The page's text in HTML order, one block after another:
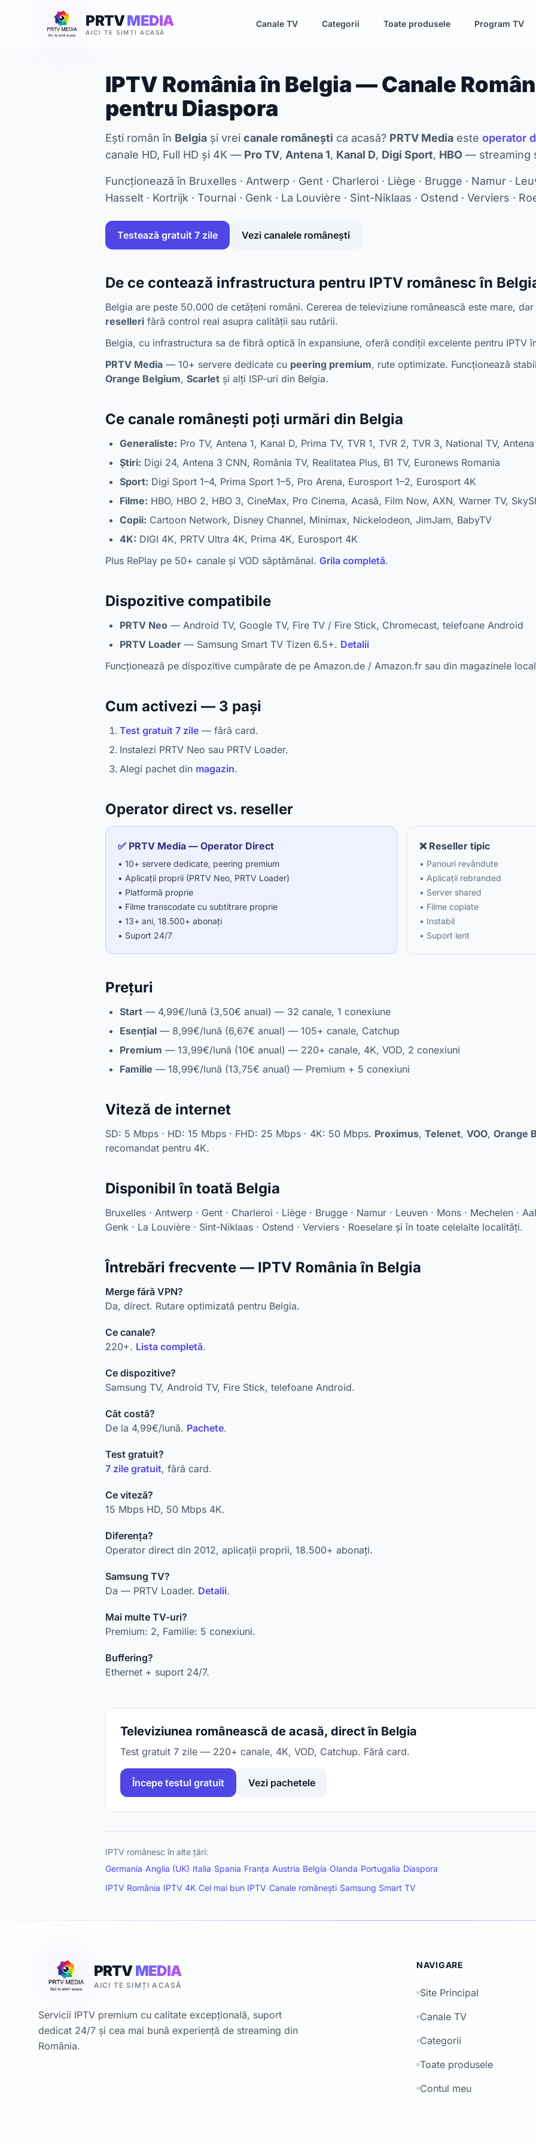
PRTVMEDIA
AICI TE SIMȚI ACASĂ
Canale TV Categorii Toate produsele Program TV
IPTV România în Belgia — Canale
pentru Diaspora
Ești român în Belgia și vrei canale românești ca acasă? PRTV Media este operator
canale HD, Full HD și 4K — Pro TV, Antena 1, Kanal D, Digi Sport, HBO — streaming
Funcționează în Bruxelles · Antwerp · Gent · Charleroi · Liège · Brugge · Namur ·
Hasselt · Kortrijk · Tournai · Genk · La Louvière · Sint-Niklaas · Ostend · Verviers ·
Testează gratuit 7 zile Vezi canalele românești
De ce contează infrastructura pentru IPTV românesc în
Belgia are peste 50.000 de cetățeni români. Cererea de televiziune românească este mare,
reselleri fără control real asupra calității sau rutării.
Belgia, cu infrastructura sa de fibră optică în expansiune, oferă condiții excelente pentru IPTV
PRTV Media — 10+ servere dedicate cu peering premium, rute optimizate. Funcționează
Orange Belgium, Scarlet și alți ISP-uri din Belgia.
Ce canale românești poți urmări din Belgia
Generaliste: Pro TV, Antena 1, Kanal D, Prima TV, TVR 1, TVR 2, TVR 3, National TV,
Știri: Digi 24, Antena 3 CNN, România TV, Realitatea Plus, B1 TV, Euronews Romania
Sport: Digi Sport 1–4, Prima Sport 1–5, Pro Arena, Eurosport 1–2, Eurosport 4K
Filme: HBO, HBO 2, HBO 3, CineMax, Pro Cinema, Acasă, Film Now, AXN, Warner TV,
Copii: Cartoon Network, Disney Channel, Minimax, Nickelodeon, JimJam, BabyTV
4K: DIGI 4K, PRTV Ultra 4K, Prima 4K, Eurosport 4K
Plus RePlay pe 50+ canale și VOD săptămânal. Grila completă.
Dispozitive compatibile
PRTV Neo — Android TV, Google TV, Fire TV / Fire Stick, Chromecast, telefoane Android
PRTV Loader — Samsung Smart TV Tizen 6.5+. Detalii
Funcționează pe dispozitive cumpărate de pe Amazon.de / Amazon.fr sau din magazinele
Cum activezi — 3 pași
Test gratuit 7 zile — fără card.
Instalezi PRTV Neo sau PRTV Loader.
Alegi pachet din magazin.
Operator direct vs. reseller
✅ PRTV Media — Operator Direct
• 10+ servere dedicate, peering premium
• Aplicații proprii (PRTV Neo, PRTV Loader)
• Platformă proprie
• Filme transcodate cu subtitrare proprie
• 13+ ani, 18.500+ abonați
• Suport 24/7
❌ Reseller tipic
• Panouri revândute
• Aplicații rebranded
• Server shared
• Filme copiate
• Instabil
• Suport lent
Prețuri
Start — 4,99€/lună (3,50€ anual) — 32 canale, 1 conexiune
Esențial — 8,99€/lună (6,67€ anual) — 105+ canale, Catchup
Premium — 13,99€/lună (10€ anual) — 220+ canale, 4K, VOD, 2 conexiuni
Familie — 18,99€/lună (13,75€ anual) — Premium + 5 conexiuni
Viteză de internet
SD: 5 Mbps · HD: 15 Mbps · FHD: 25 Mbps · 4K: 50 Mbps. Proximus, Telenet, VOO, Orange
recomandat pentru 4K.
Disponibil în toată Belgia
Bruxelles · Antwerp · Gent · Charleroi · Liège · Brugge · Namur · Leuven · Mons · Mechelen ·
Genk · La Louvière · Sint-Niklaas · Ostend · Verviers · Roeselare și în toate celelalte localități.
Întrebări frecvente — IPTV România în Belgia
Merge fără VPN?
Da, direct. Rutare optimizată pentru Belgia.
Ce canale?
220+. Lista completă.
Ce dispozitive?
Samsung TV, Android TV, Fire Stick, telefoane Android.
Cât costă?
De la 4,99€/lună. Pachete.
Test gratuit?
7 zile gratuit, fără card.
Ce viteză?
15 Mbps HD, 50 Mbps 4K.
Diferența?
Operator direct din 2012, aplicații proprii, 18.500+ abonați.
Samsung TV?
Da — PRTV Loader. Detalii.
Mai multe TV-uri?
Premium: 2, Familie: 5 conexiuni.
Buffering?
Ethernet + suport 24/7.
Televiziunea românească de acasă, direct în Belgia
Test gratuit 7 zile — 220+ canale, 4K, VOD, Catchup. Fără card.
Începe testul gratuit Vezi pachetele
IPTV românesc în alte țări:
Germania·Anglia (UK)·Italia·Spania·Franța·Austria·Belgia·Olanda·Portugalia·Diaspora
IPTV România·IPTV 4K·Cel mai bun IPTV·Canale românești·Samsung Smart TV
PRTVMEDIA
AICI TE SIMȚI ACASĂ
Servicii IPTV premium cu calitate excepțională, suport
dedicat 24/7 și cea mai bună experiență de streaming din
România.
NAVIGARE
Site Principal
Canale TV
Categorii
Toate produsele
Contul meu